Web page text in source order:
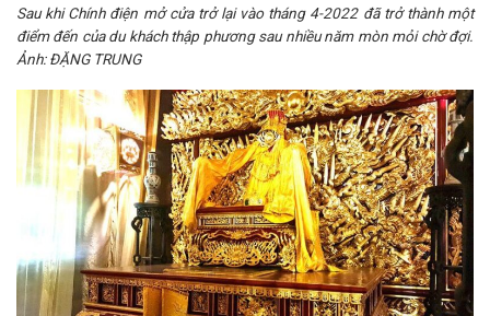
Sau khi Chính điện mở cửa trở lại vào tháng 4-2022 đã trở thành một
điểm đến của du khách thập phương sau nhiều năm mòn mỏi chờ đợi.
Ảnh: ĐẶNG TRUNG